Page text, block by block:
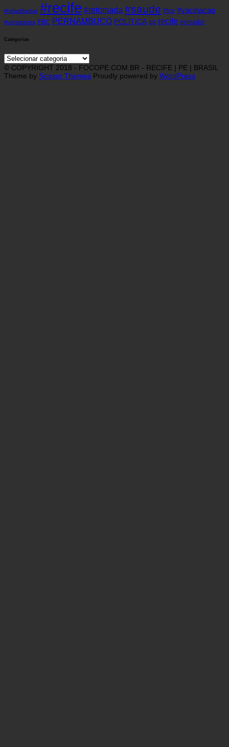
#rafaeldantas #recife #retomada #saude #tce #vacinacao
#vereadores FBC PERNAMBUCO POLÍTICA pp recife vereador
Categorias
Categorias
© COPYRIGHT 2018 - FOCOPE.COM.BR - RECIFE | PE | BRASIL
Theme by Scissor Themes Proudly powered by WordPress